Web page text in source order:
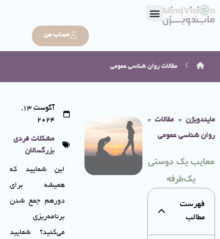
حساب من
مقالات روان شناسی عمومی
مایندویژن» مقالات»
روان شناسی عمومی
معایب یک دوستی
یک‌طرفه
فهرست
مطالب
آگوست 13,
2024
مشکلات فردی
بزرگسالان
این شمایید که
همیشه برای
دورهم جمع شدن
برنامه‌ریزی
می‌کنید؟ شمایید